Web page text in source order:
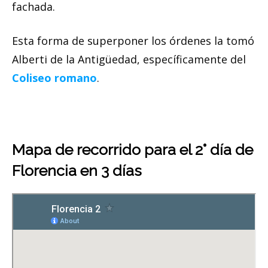
fachada.
Esta forma de superponer los órdenes la tomó
Alberti de la Antigüedad, específicamente del
Coliseo romano.
Mapa de recorrido para el 2° día de
Florencia en 3 días